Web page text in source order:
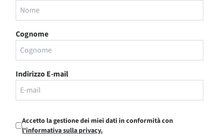
Cognome
Indirizzo E-mail
Accetto la gestione dei miei dati in conformità con
l'informativa sulla privacy.